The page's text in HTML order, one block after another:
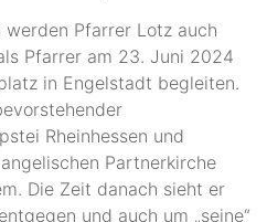
werden Pfarrer Lotz auch
Pfarrer am 23. Juni 2024
in Engelstadt begleiten.
Rheinhessen und
Partnerkirche
Die Zeit danach sieht er
und auch um „seine“